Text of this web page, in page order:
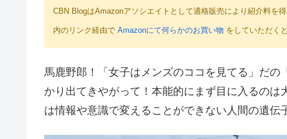
CBN BlogはAmazonアソシエイトとして適格販売により紹介料を
内のリンク経由で Amazonにて何らかのお買い物 をしていただく
馬鹿野郎！「女子はメンズのココを見てる」だ
かり出てきやがって！本能的にまず目に入るの
は情報や意識で変えることができない人間の遺伝